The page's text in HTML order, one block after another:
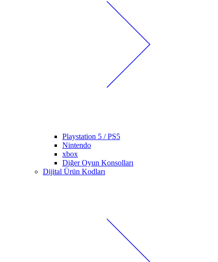
Playstation 5 / PS5
Nintendo
xbox
Diğer Oyun Konsolları
Dijital Ürün Kodları